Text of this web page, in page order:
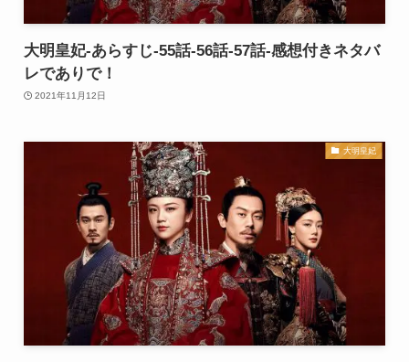
大明皇妃-あらすじ-55話-56話-57話-感想付きネタバ
レでありで！
2021年11月12日
大明皇妃